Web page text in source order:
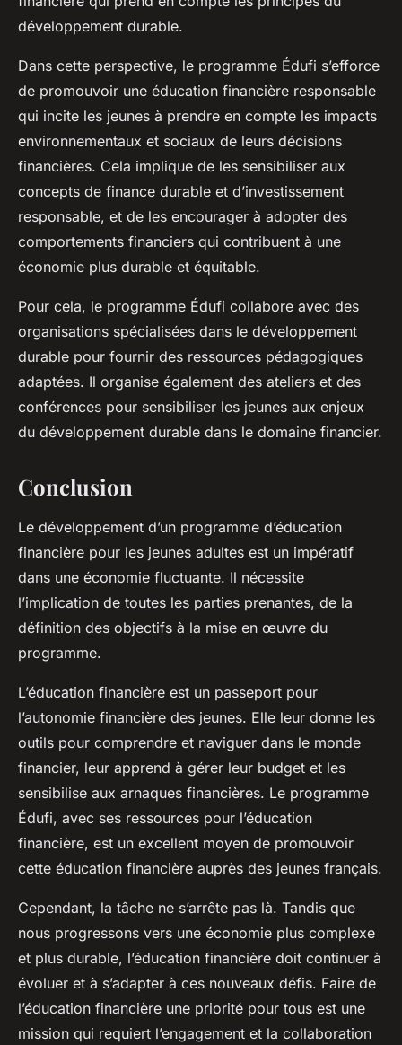
développement durable.
Dans cette perspective, le programme Édufi s’efforce
de promouvoir une éducation financière responsable
qui incite les jeunes à prendre en compte les impacts
environnementaux et sociaux de leurs décisions
financières. Cela implique de les sensibiliser aux
concepts de finance durable et d’investissement
responsable, et de les encourager à adopter des
comportements financiers qui contribuent à une
économie plus durable et équitable.
Pour cela, le programme Édufi collabore avec des
organisations spécialisées dans le développement
durable pour fournir des ressources pédagogiques
adaptées. Il organise également des ateliers et des
conférences pour sensibiliser les jeunes aux enjeux
du développement durable dans le domaine financier.
Conclusion
Le développement d’un programme d’éducation
financière pour les jeunes adultes est un impératif
dans une économie fluctuante. Il nécessite
l’implication de toutes les parties prenantes, de la
définition des objectifs à la mise en œuvre du
programme.
L’éducation financière est un passeport pour
l’autonomie financière des jeunes. Elle leur donne les
outils pour comprendre et naviguer dans le monde
financier, leur apprend à gérer leur budget et les
sensibilise aux arnaques financières. Le programme
Édufi, avec ses ressources pour l’éducation
financière, est un excellent moyen de promouvoir
cette éducation financière auprès des jeunes français.
Cependant, la tâche ne s’arrête pas là. Tandis que
nous progressons vers une économie plus complexe
et plus durable, l’éducation financière doit continuer à
évoluer et à s’adapter à ces nouveaux défis. Faire de
l’éducation financière une priorité pour tous est une
mission qui requiert l’engagement et la collaboration